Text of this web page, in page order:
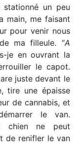
stationné un peu
main, me faisant
pour venir nous
ma filleule. “A
je en ouvrant la
le capot.
juste devant le
tire une épaisse
de cannabis, et
le van.
chien ne peut
de renifler le van